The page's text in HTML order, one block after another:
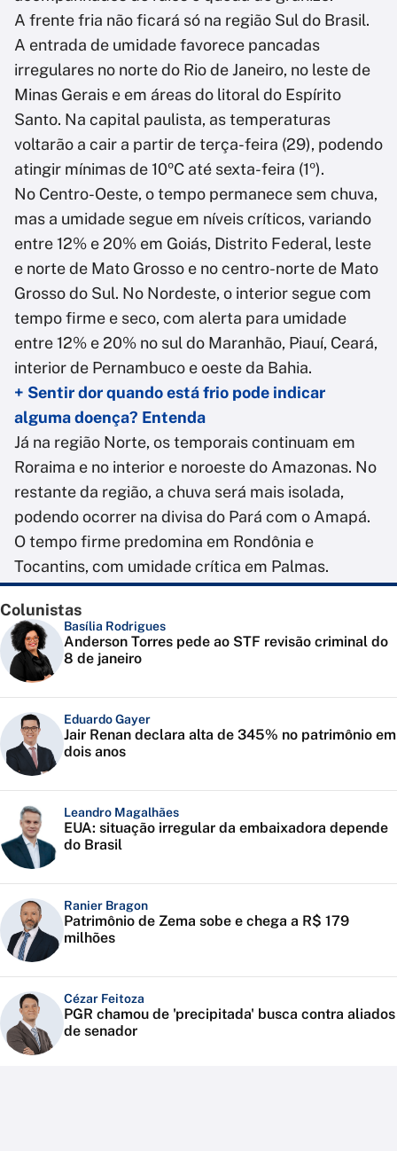
A frente fria não ficará só na região Sul do Brasil.
A entrada de umidade favorece pancadas
irregulares no norte do Rio de Janeiro, no leste de
Minas Gerais e em áreas do litoral do Espírito
Santo. Na capital paulista, as temperaturas
voltarão a cair a partir de terça-feira (29), podendo
atingir mínimas de 10ºC até sexta-feira (1º).
No Centro-Oeste, o tempo permanece sem chuva,
mas a umidade segue em níveis críticos, variando
entre 12% e 20% em Goiás, Distrito Federal, leste
e norte de Mato Grosso e no centro-norte de Mato
Grosso do Sul. No Nordeste, o interior segue com
tempo firme e seco, com alerta para umidade
entre 12% e 20% no sul do Maranhão, Piauí, Ceará,
interior de Pernambuco e oeste da Bahia.
+ Sentir dor quando está frio pode indicar
alguma doença? Entenda
Já na região Norte, os temporais continuam em
Roraima e no interior e noroeste do Amazonas. No
restante da região, a chuva será mais isolada,
podendo ocorrer na divisa do Pará com o Amapá.
O tempo firme predomina em Rondônia e
Tocantins, com umidade crítica em Palmas.
Colunistas
Basília Rodrigues
Anderson Torres pede ao STF revisão criminal do
8 de janeiro
Eduardo Gayer
Jair Renan declara alta de 345% no patrimônio em
dois anos
Leandro Magalhães
EUA: situação irregular da embaixadora depende
do Brasil
Ranier Bragon
Patrimônio de Zema sobe e chega a R$ 179
milhões
Cézar Feitoza
PGR chamou de 'precipitada' busca contra aliados
de senador